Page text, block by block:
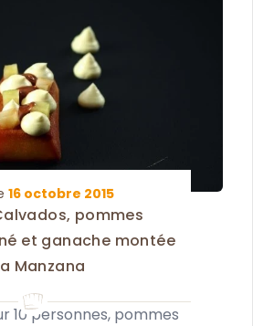
16 octobre 2015
pommes
et ganache montée
Manzana
10 personnes, pommes